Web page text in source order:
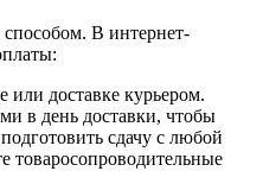
В интернет-
доставке курьером.
в день доставки, чтобы
сдачу с любой